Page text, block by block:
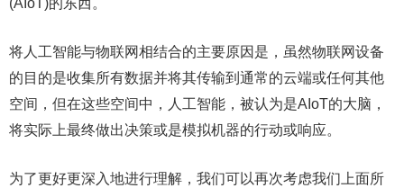
(AIoT)的东西。
将人工智能与物联网相结合的主要原因是，虽然物联网设备
的目的是收集所有数据并将其传输到通常的云端或任何其他
空间，但在这些空间中，人工智能，被认为是AIoT的大脑，
将实际上最终做出决策或是模拟机器的行动或响应。
为了更好更深入地进行理解，我们可以再次考虑我们上面所